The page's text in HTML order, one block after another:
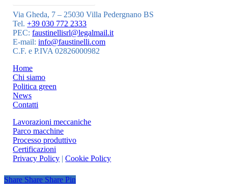
Via Gheda, 7 – 25030 Villa Pedergnano BS
Tel.+39 030 772 2333
PEC:faustinellisrl@legalmail.it
E-mail:info@faustinelli.com
C.F. e P.IVA 02826000982
Home
Chi siamo
Politica green
News
Contatti
Lavorazioni meccaniche
Parco macchine
Processo produttivo
Certificazioni
Privacy Policy |Cookie Policy
Share Share Share Pin